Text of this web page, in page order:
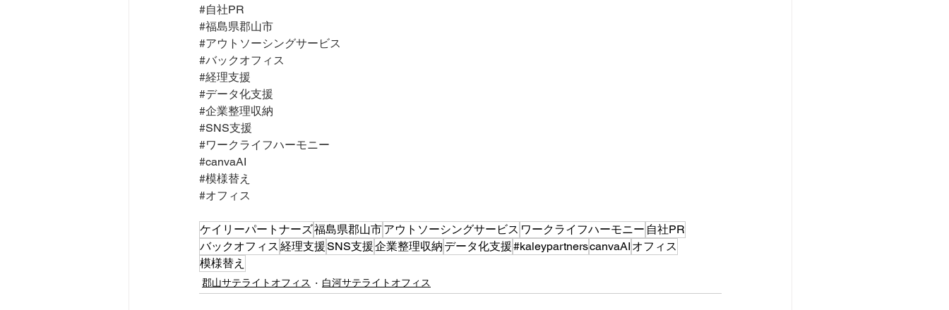
#自社PR
#福島県郡山市
#アウトソーシングサービス
#バックオフィス
#経理支援
#データ化支援
#企業整理収納
#SNS支援
#ワークライフハーモニー
#canvaAI
#模様替え
#オフィス
ケイリーパートナーズ福島県郡山市アウトソーシングサービス ワークライフハーモニー 自社PR
バックオフィス 経理支援SNS支援企業整理収納 データ化支援#kaleypartnerscanvaAI オフィス
模様替え
郡山サテライトオフィス 白河サテライトオフィス